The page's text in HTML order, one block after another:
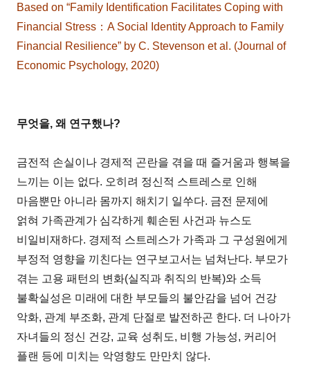
Based on “Family Identification Facilitates Coping with
Financial Stress：A Social Identity Approach to Family
Financial Resilience” by C. Stevenson et al. (Journal of
Economic Psychology, 2020)
무엇을, 왜 연구했나?
금전적 손실이나 경제적 곤란을 겪을 때 즐거움과 행복을
느끼는 이는 없다. 오히려 정신적 스트레스로 인해
마음뿐만 아니라 몸까지 해치기 일쑤다. 금전 문제에
얽혀 가족관계가 심각하게 훼손된 사건과 뉴스도
비일비재하다. 경제적 스트레스가 가족과 그 구성원에게
부정적 영향을 끼친다는 연구보고서는 넘쳐난다. 부모가
겪는 고용 패턴의 변화(실직과 취직의 반복)와 소득
불확실성은 미래에 대한 부모들의 불안감을 넘어 건강
악화, 관계 부조화, 관계 단절로 발전하곤 한다. 더 나아가
자녀들의 정신 건강, 교육 성취도, 비행 가능성, 커리어
플랜 등에 미치는 악영향도 만만치 않다.